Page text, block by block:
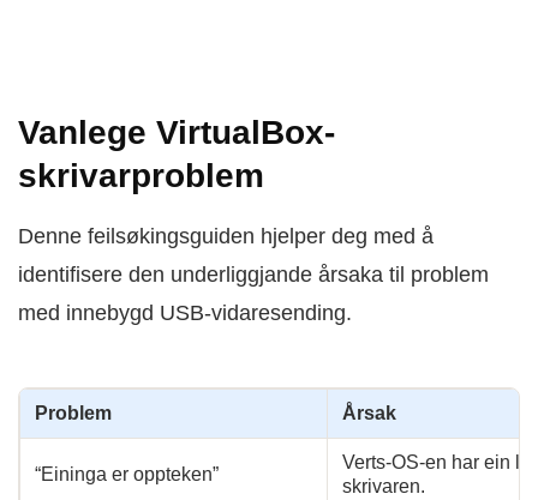
Vanlege VirtualBox-
skrivarproblem
Denne feilsøkingsguiden hjelper deg med å
identifisere den underliggjande årsaka til problem
med innebygd USB-vidaresending.
Problem Årsak
“Eininga er oppteken”
Verts-OS-en har ein
skrivaren.